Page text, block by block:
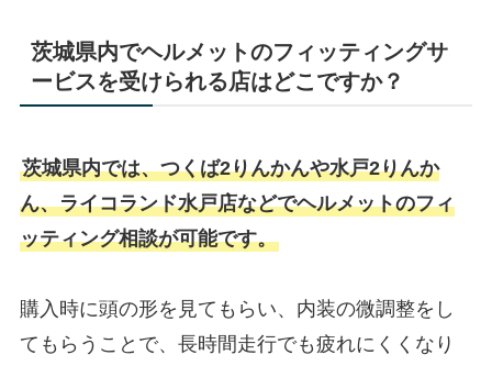
茨城県内でヘルメットのフィッティングサ
ービスを受けられる店はどこですか？
茨城県内では、つくば2りんかんや水戸2りんか
ん、ライコランド水戸店などでヘルメットのフィ
ッティング相談が可能です。
購入時に頭の形を見てもらい、内装の微調整をし
てもらうことで、長時間走行でも疲れにくくなり